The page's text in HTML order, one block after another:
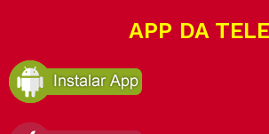
APP DA TELE